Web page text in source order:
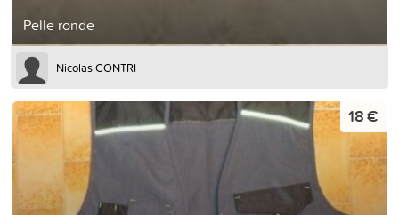
Pelle ronde
Nicolas CONTRI
18 €